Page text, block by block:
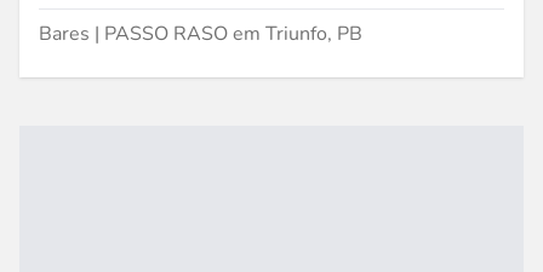
Bares | PASSO RASO em Triunfo, PB